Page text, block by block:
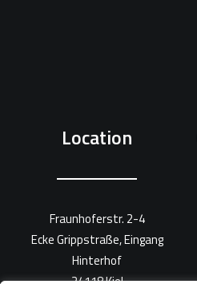
Location
Fraunhoferstr. 2-4
Ecke Grippstraße, Eingang
Hinterhof